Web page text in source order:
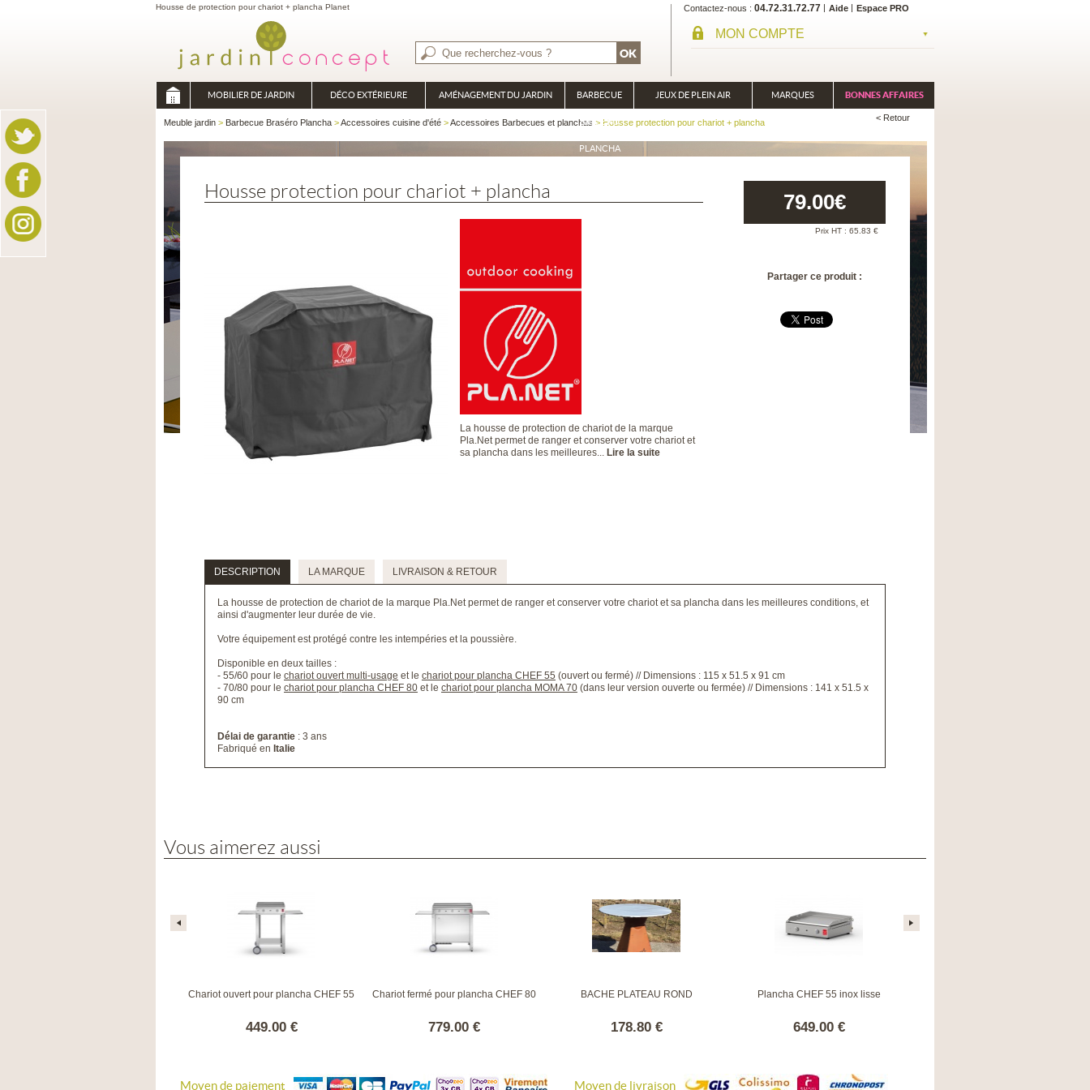
Housse de protection pour chariot + plancha Planet Contactez-nous 04.72.31.72.77 Aide Espace PRO
MON COMPTE
MOBILIER DE JARDIN DÉCO EXTÉRIEURE AMÉNAGEMENT DU JARDIN BARBECUE
BRASÉRO
PLANCHA
JEUX DE PLEIN AIR MARQUES BONNES AFFAIRES
Meuble jardin > Barbecue Braséro Plancha >Accessoires cuisine d'été >Accessoires Barbecues et planchas > Housse protection pour chariot + plancha < Retour
Housse protection pour chariot + plancha
La housse de protection de chariot de la marque
Pla.Net permet de ranger et conserver votre chariot et
sa plancha dans les meilleures... Lire la suite
79.00€
Prix HT : 65.83 €
Partager ce produit :
DESCRIPTION LA MARQUE LIVRAISON & RETOUR
La housse de protection de chariot de la marque Pla.Net permet de ranger et conserver votre chariot et sa plancha dans les meilleures conditions, et
ainsi d'augmenter leur durée de vie.
Votre équipement est protégé contre les intempéries et la poussière.
Disponible en deux tailles :
- 55/60 pour le chariot ouvert multi-usage et le chariot pour plancha CHEF 55 (ouvert ou fermé) // Dimensions : 115 x 51.5 x 91 cm
- 70/80 pour le chariot pour plancha CHEF 80 et le chariot pour plancha MOMA 70 (dans leur version ouverte ou fermée) // Dimensions : 141 x 51.5 x
90 cm
Délai de garantie : 3 ans
Fabriqué en Italie
Vous aimerez aussi
Chariot ouvert pour plancha CHEF 55
449.00 €
Chariot fermé pour plancha CHEF 80
779.00 €
BACHE PLATEAU ROND
178.80 €
Plancha CHEF 55 inox lisse
649.00 €
Moyen de paiement Moyen de livraison